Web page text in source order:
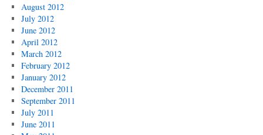
August 2012
July 2012
June 2012
April 2012
March 2012
February 2012
January 2012
December 2011
September 2011
July 2011
June 2011